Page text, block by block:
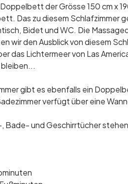
der Grösse 150 cm x
Das zu diesem Schlafzimmer
Bidet und WC. Die
wir den Ausblick von diesem
das Lichtermeer von Las
bleiben...
gibt es ebenfalls ein
verfügt über eine
und Geschirrtücher